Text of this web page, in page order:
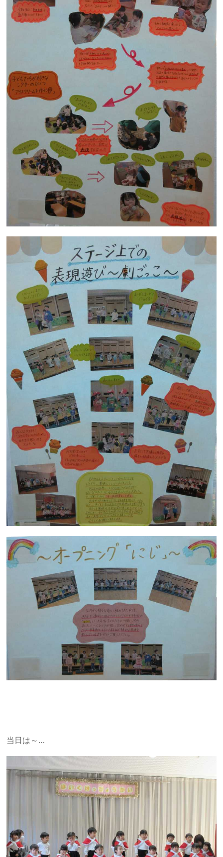
当日は～…